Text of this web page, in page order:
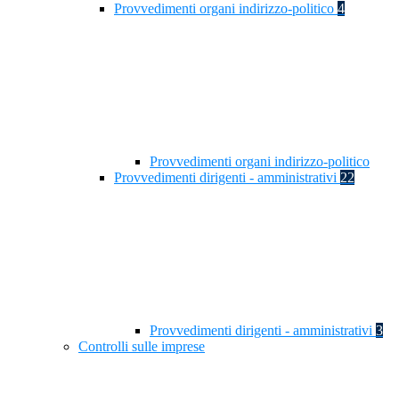
Provvedimenti organi indirizzo-politico 4
Provvedimenti organi indirizzo-politico
Provvedimenti dirigenti - amministrativi 22
Provvedimenti dirigenti - amministrativi 3
Controlli sulle imprese